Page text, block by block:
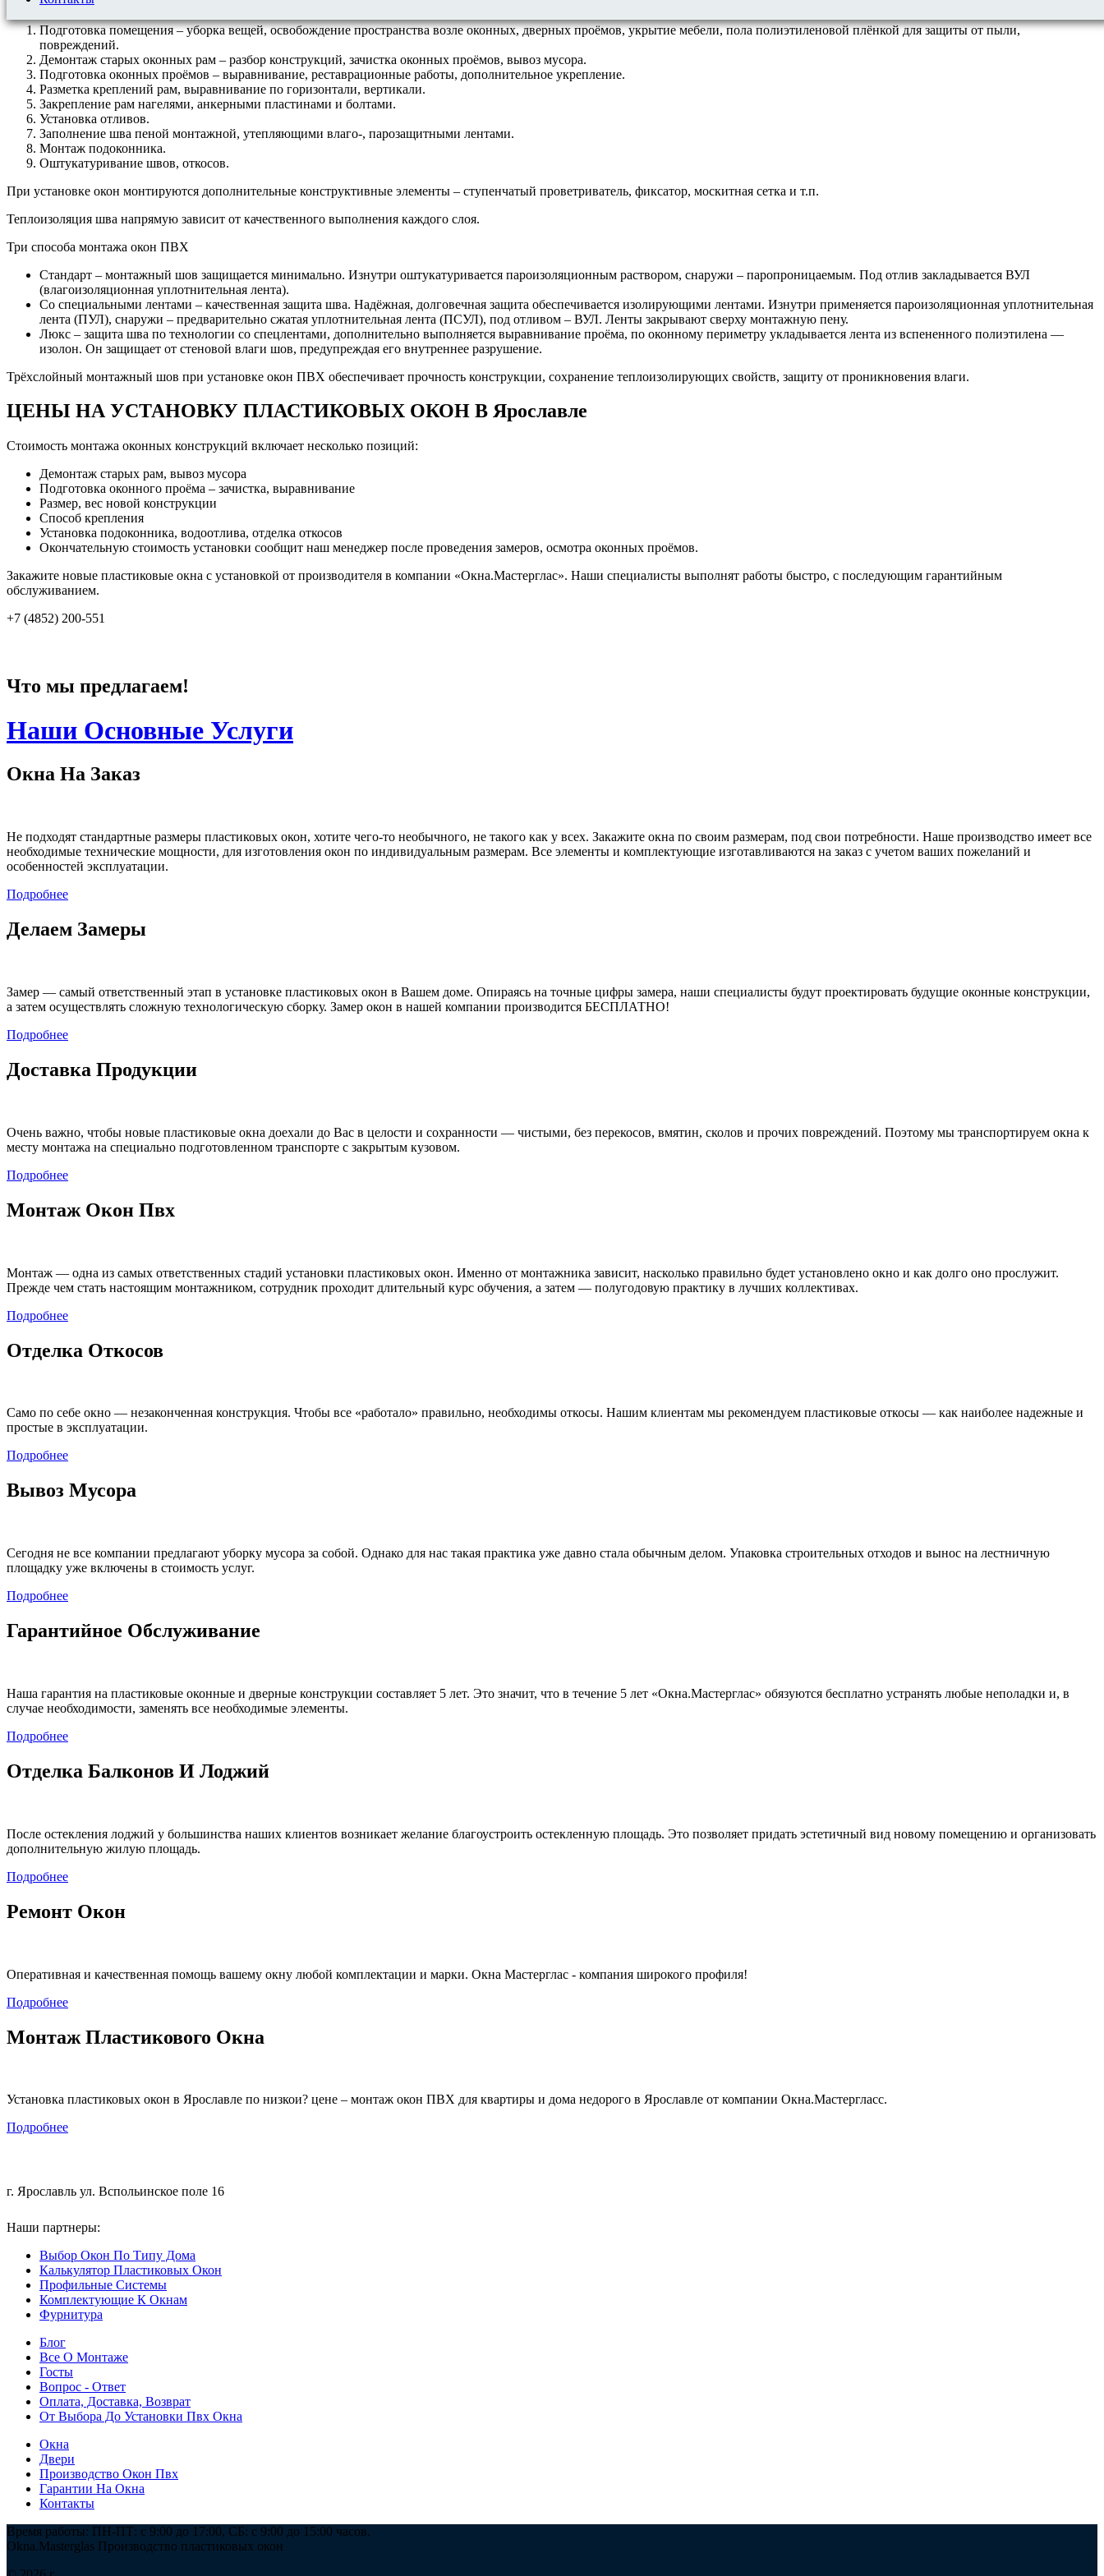
Подготовка помещения – уборка вещей, освобождение пространства возле оконных, дверных проёмов, укрытие мебели, пола полиэтиленовой плёнкой для защиты от пыли,
повреждений.
Демонтаж старых оконных рам – разбор конструкций, зачистка оконных проёмов, вывоз мусора.
Подготовка оконных проёмов – выравнивание, реставрационные работы, дополнительное укрепление.
Разметка креплений рам, выравнивание по горизонтали, вертикали.
Закрепление рам нагелями, анкерными пластинами и болтами.
Установка отливов.
Заполнение шва пеной монтажной, утепляющими влаго-, парозащитными лентами.
Монтаж подоконника.
Оштукатуривание швов, откосов.
При установке окон монтируются дополнительные конструктивные элементы – ступенчатый проветриватель, фиксатор, москитная сетка и т.п.
Теплоизоляция шва напрямую зависит от качественного выполнения каждого слоя.
Три способа монтажа окон ПВХ
Стандарт – монтажный шов защищается минимально. Изнутри оштукатуривается пароизоляционным раствором, снаружи – паропроницаемым. Под отлив закладывается ВУЛ
(влагоизоляционная уплотнительная лента).
Со специальными лентами – качественная защита шва. Надёжная, долговечная защита обеспечивается изолирующими лентами. Изнутри применяется пароизоляционная уплотнительная
лента (ПУЛ), снаружи – предварительно сжатая уплотнительная лента (ПСУЛ), под отливом – ВУЛ. Ленты закрывают сверху монтажную пену.
Люкс – защита шва по технологии со спецлентами, дополнительно выполняется выравнивание проёма, по оконному периметру укладывается лента из вспененного полиэтилена —
изолон. Он защищает от стеновой влаги шов, предупреждая его внутреннее разрушение.
Трёхслойный монтажный шов при установке окон ПВХ обеспечивает прочность конструкции, сохранение теплоизолирующих свойств, защиту от проникновения влаги.
ЦЕНЫ НА УСТАНОВКУ ПЛАСТИКОВЫХ ОКОН В Ярославле
Стоимость монтажа оконных конструкций включает несколько позиций:
Демонтаж старых рам, вывоз мусора
Подготовка оконного проёма – зачистка, выравнивание
Размер, вес новой конструкции
Способ крепления
Установка подоконника, водоотлива, отделка откосов
Окончательную стоимость установки сообщит наш менеджер после проведения замеров, осмотра оконных проёмов.
Закажите новые пластиковые окна с установкой от производителя в компании «Окна.Мастерглас». Наши специалисты выполнят работы быстро, с последующим гарантийным
обслуживанием.
+7 (4852) 200-551
Что мы предлагаем!
Наши Основные Услуги
Окна На Заказ
Не подходят стандартные размеры пластиковых окон, хотите чего-то необычного, не такого как у всех. Закажите окна по своим размерам, под свои потребности. Наше производство имеет все
необходимые технические мощности, для изготовления окон по индивидуальным размерам. Все элементы и комплектующие изготавливаются на заказ с учетом ваших пожеланий и
особенностей эксплуатации.
Подробнее
Делаем Замеры
Замер — самый ответственный этап в установке пластиковых окон в Вашем доме. Опираясь на точные цифры замера, наши специалисты будут проектировать будущие оконные конструкции,
а затем осуществлять сложную технологическую сборку. Замер окон в нашей компании производится БЕСПЛАТНО!
Подробнее
Доставка Продукции
Очень важно, чтобы новые пластиковые окна доехали до Вас в целости и сохранности — чистыми, без перекосов, вмятин, сколов и прочих повреждений. Поэтому мы транспортируем окна к
месту монтажа на специально подготовленном транспорте с закрытым кузовом.
Подробнее
Монтаж Окон Пвх
Монтаж — одна из самых ответственных стадий установки пластиковых окон. Именно от монтажника зависит, насколько правильно будет установлено окно и как долго оно прослужит.
Прежде чем стать настоящим монтажником, сотрудник проходит длительный курс обучения, а затем — полугодовую практику в лучших коллективах.
Подробнее
Отделка Откосов
Само по себе окно — незаконченная конструкция. Чтобы все «работало» правильно, необходимы откосы. Нашим клиентам мы рекомендуем пластиковые откосы — как наиболее надежные и
простые в эксплуатации.
Подробнее
Вывоз Мусора
Сегодня не все компании предлагают уборку мусора за собой. Однако для нас такая практика уже давно стала обычным делом. Упаковка строительных отходов и вынос на лестничную
площадку уже включены в стоимость услуг.
Подробнее
Гарантийное Обслуживание
Наша гарантия на пластиковые оконные и дверные конструкции составляет 5 лет. Это значит, что в течение 5 лет «Окна.Мастерглас» обязуются бесплатно устранять любые неполадки и, в
случае необходимости, заменять все необходимые элементы.
Подробнее
Отделка Балконов И Лоджий
После остекления лоджий у большинства наших клиентов возникает желание благоустроить остекленную площадь. Это позволяет придать эстетичный вид новому помещению и организовать
дополнительную жилую площадь.
Подробнее
Ремонт Окон
Оперативная и качественная помощь вашему окну любой комплектации и марки. Окна Мастерглас - компания широкого профиля!
Подробнее
Монтаж Пластикового Окна
Установка пластиковых окон в Ярославле по низкои? цене – монтаж окон ПВХ для квартиры и дома недорого в Ярославле от компании Окна.Мастергласс.
Подробнее
г. Ярославль ул. Вспольинское поле 16
Наши партнеры:
Выбор Окон По Типу Дома
Калькулятор Пластиковых Окон
Профильные Системы
Комплектующие К Окнам
Фурнитура
Блог
Все О Монтаже
Госты
Вопрос - Ответ
Оплата, Доставка, Возврат
От Выбора До Установки Пвх Окна
Окна
Двери
Производство Окон Пвх
Гарантии На Окна
Контакты
Время работы: ПН-ПТ: с 9:00 до 17:00, СБ: с 9:00 до 15:00 часов.
Okna.Masterglas Производство пластиковых окон